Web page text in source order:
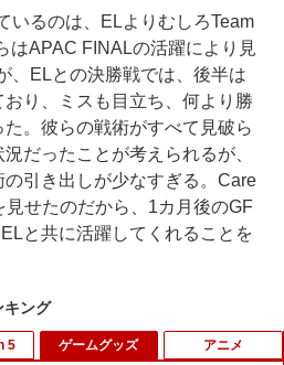
るのは、ELよりむしろTeam
はAPAC FINALの活躍により見
、ELとの決勝戦では、後半は
り、ミスも目立ち、何より勝
。彼らの戦術がすべて見破ら
だったことが考えられるが、
引き出しが少なすぎる。Care
せたのだから、1カ月後のGF
と共に活躍してくれることを
キング
5 ゲームグッズ アニメ